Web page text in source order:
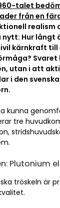
talet
från en
realism
nytt: Hur långt
kärnkraft till
utan i att
i den
kunna
tre
Plutonium
tröskeln är